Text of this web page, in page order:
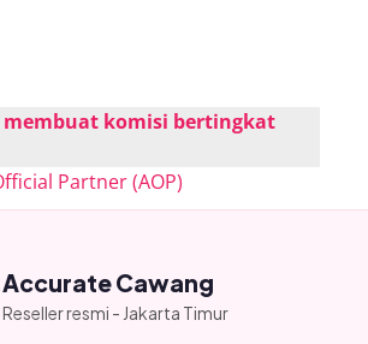
komisi bertingkat
Partner (AOP)
Accurate Cawang
Reseller resmi - Jakarta Timur